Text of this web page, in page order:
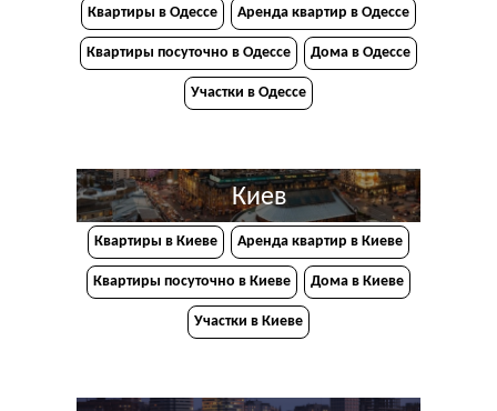
Квартиры в Одессе Аренда квартир в Одессе
Квартиры посуточно в Одессе Дома в Одессе
Участки в Одессе
Киев
Квартиры в Киеве Аренда квартир в Киеве
Квартиры посуточно в Киеве Дома в Киеве
Участки в Киеве